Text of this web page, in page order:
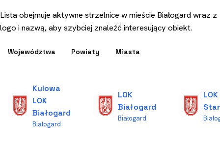
Lista obejmuje aktywne strzelnice w mieście Białogard wraz z
logo i nazwą, aby szybciej znaleźć interesujący obiekt.
Województwa Powiaty Miasta
Kulowa
LOK
Białogard
Białogard
LOK
Białogard
Białogard
LOK